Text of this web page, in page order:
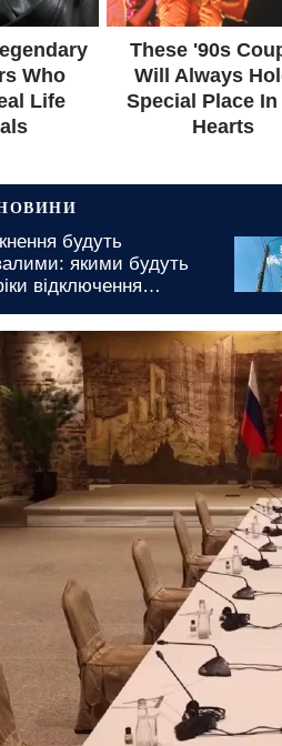
У Вінницькій області на
багато годин залишаться
без світла: кому варто
відключення на 7 серпня